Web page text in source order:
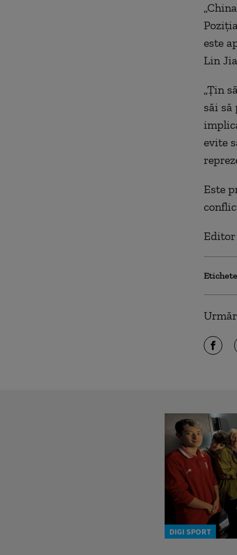
„
este
Lin
„Ţin
săi să
evite
Este
Editor
DIGI SPORT